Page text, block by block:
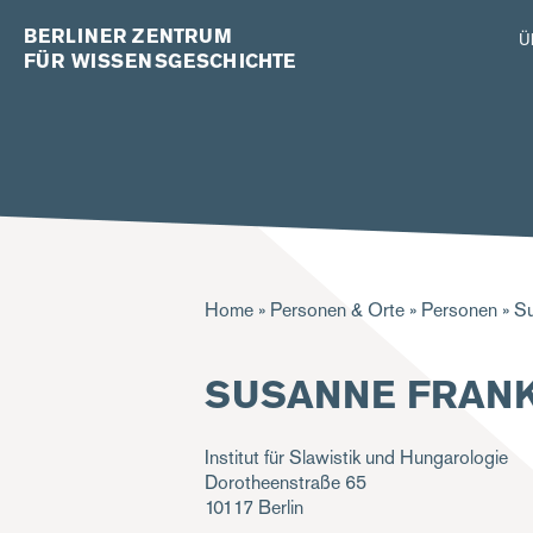
BERLINER ZENTRUM
FÜR WISSENSGESCHICHTE
Pfadnavigation
Home Personen & Orte Personen
SUSANNE
Institut für Slawistik und Hungarologie
Dorotheenstraße 65
10117 Berlin